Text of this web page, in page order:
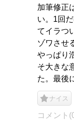
加筆修正
い。1回
てイラつ
ゾワさせ
やっぱり
そ大きな
た。最後
ナイス
コメント